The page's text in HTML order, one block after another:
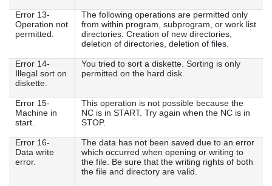
Error 13-
Operation not
permitted.
The following operations are permitted only
from within program, subprogram, or work list
directories: Creation of new directories,
deletion of directories, deletion of files.
Error 14-
Illegal sort on
diskette.
You tried to sort a diskette. Sorting is only
permitted on the hard disk.
Error 15-
Machine in
start.
This operation is not possible because the
NC is in START. Try again when the NC is in
STOP.
Error 16-
Data write
error.
The data has not been saved due to an error
which occurred when opening or writing to
the file. Be sure that the writing rights of both
the file and directory are valid.